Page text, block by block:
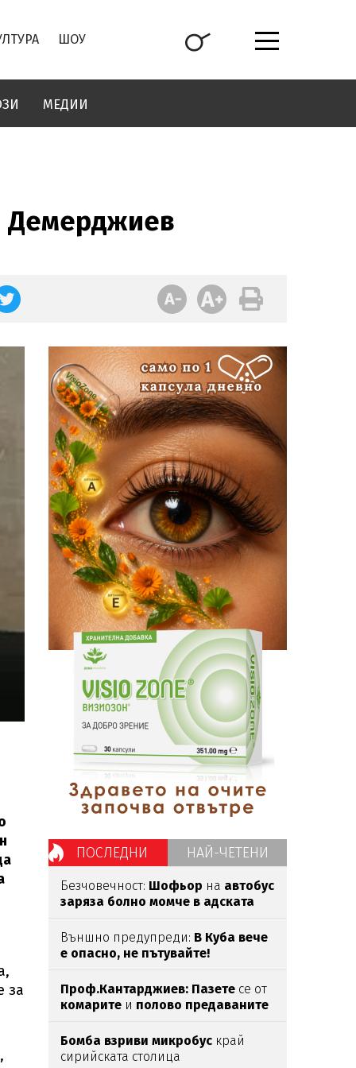
ШОУ
МЕДИИ
Демерджиев
за
ПОСЛЕДНИ НАЙ-ЧЕТЕНИ
Безчовечност: Шофьор на автобус
заряза болно момче в адската
Външно предупреди: В Куба вече
е опасно, не пътувайте!
Проф.Кантарджиев: Пазете се от
комарите и полово предаваните
Бомба взриви микробус край
сирийската столица